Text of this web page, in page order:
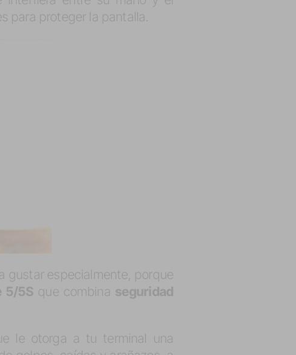
para proteger la pantalla.
gustar especialmente, porque
5/5S que combina seguridad
le otorga a tu terminal una